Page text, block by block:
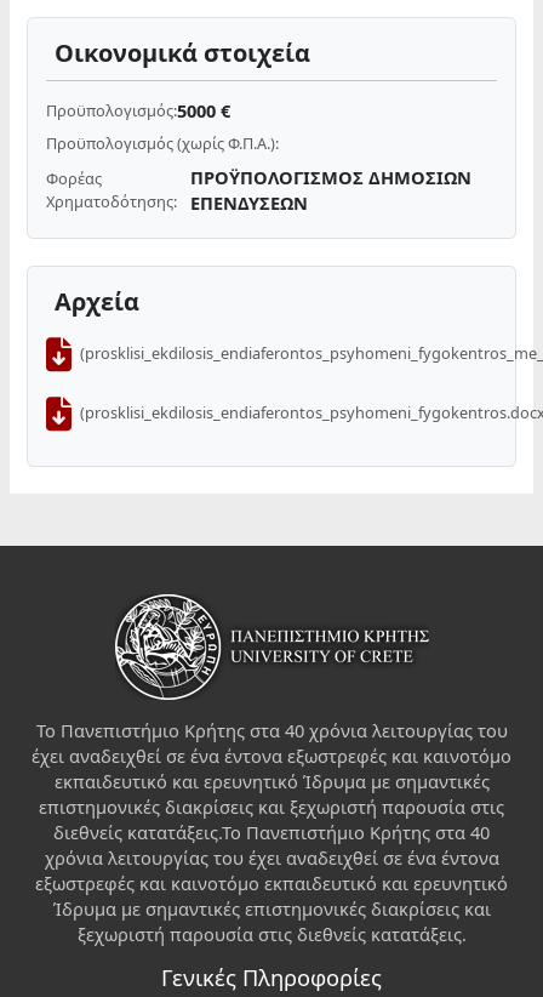
Οικονομικά στοιχεία
Προϋπολογισμός:5000 €
Προϋπολογισμός (χωρίς Φ.Π.Α.):
Φορέας
Χρηματοδότησης:
ΠΡΟΫΠΟΛΟΓΙΣΜΟΣ ΔΗΜΟΣΙΩΝ
ΕΠΕΝΔΥΣΕΩΝ
Αρχεία
Το Πανεπιστήμιο Κρήτης στα 40 χρόνια λειτουργίας του
έχει αναδειχθεί σε ένα έντονα εξωστρεφές και καινοτόμο
εκπαιδευτικό και ερευνητικό Ίδρυμα με σημαντικές
επιστημονικές διακρίσεις και ξεχωριστή παρουσία στις
διεθνείς κατατάξεις.Το Πανεπιστήμιο Κρήτης στα 40
χρόνια λειτουργίας του έχει αναδειχθεί σε ένα έντονα
εξωστρεφές και καινοτόμο εκπαιδευτικό και ερευνητικό
Ίδρυμα με σημαντικές επιστημονικές διακρίσεις και
ξεχωριστή παρουσία στις διεθνείς κατατάξεις.
Γενικές Πληροφορίες